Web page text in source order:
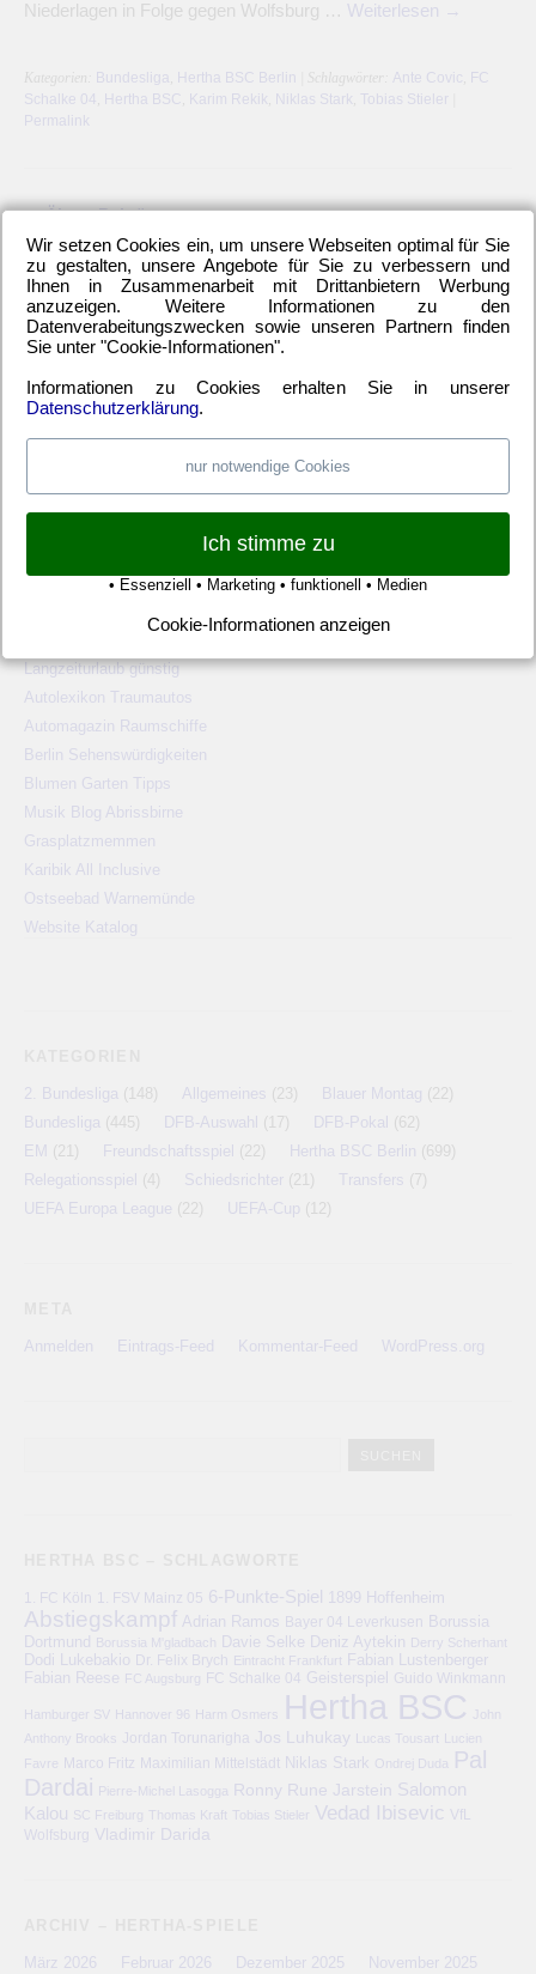
Niederlagen in Folge gegen Wolfsburg … Weiterlesen →
Kategorien: Bundesliga Hertha BSC Berlin | Schlagwörter: Ante Covic
FC
Schalke 04
Hertha BSC Karim Rekik Niklas Stark Tobias Stieler
Permalink
←Ältere Beiträge
LETZTE HERTHA-ARTIKEL
Neuzugang Josip Brekalo mit Doppelpack
Hertha BSC kam unter die Räder
Hertha-Verteidigung stand offen wie ein Scheunentor
WEBSITE TIPPS
Langzeiturlaub günstig
Autolexikon Traumautos
Automagazin Raumschiffe
Berlin Sehenswürdigkeiten
Blumen Garten Tipps
Musik Blog Abrissbirne
Grasplatzmemmen
Karibik All Inclusive
Ostseebad Warnemünde
Website Katalog
2. Bundesliga (148) Allgemeines (23) Blauer Montag (22)
Bundesliga (445) DFB-Auswahl (17) DFB-Pokal (62)
EM (21) Freundschaftsspiel (22) Hertha BSC Berlin (699)
Relegationsspiel (4) Schiedsrichter (21) Transfers (7)
UEFA Europa League (22) UEFA-Cup (12)
Anmelden Eintrags-Feed Kommentar-Feed WordPress.org
1. FC Köln 1. FSV Mainz 05 6-Punkte-Spiel 1899 Hoffenheim
Abstiegskampf Adrian Ramos Bayer 04 Leverkusen
Borussia
Dortmund
Borussia M'gladbach Davie Selke Deniz Aytekin Derry Scherhant
Dodi Lukebakio Dr. Felix Brych Eintracht Frankfurt Fabian Lustenberger
Fabian Reese FC Augsburg FC Schalke 04 Geisterspiel Guido Winkmann
Hamburger SV Hannover 96 Harm Osmers Hertha BSC
John
Anthony Brooks
Jordan Torunarigha Jos Luhukay Lucas Tousart Lucien
Favre
Marco Fritz Maximilian Mittelstädt Niklas Stark Ondrej Duda Pal
Dardai Pierre-Michel Lasogga Ronny Rune Jarstein Salomon
Kalou SC Freiburg Thomas Kraft Tobias Stieler Vedad Ibisevic
VfL
Wolfsburg
Vladimir Darida
März 2026 Februar 2026 Dezember 2025
November 2025
Wir setzen Cookies ein, um unsere Webseiten optimal für Sie
zu gestalten, unsere Angebote für Sie zu verbessern und
Ihnen in Zusammenarbeit mit Drittanbietern Werbung
anzuzeigen. Weitere Informationen zu den
Datenverabeitungszwecken sowie unseren Partnern finden
Sie unter "Cookie-Informationen".
Informationen zu Cookies erhalten Sie in unserer
Datenschutzerklärung.
nur notwendige Cookies
Ich stimme zu
• Essenziell • Marketing • funktionell • Medien
Cookie-Informationen anzeigen